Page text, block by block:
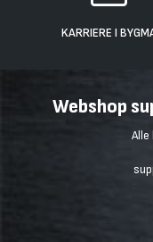
KARRIERE I
Webshop